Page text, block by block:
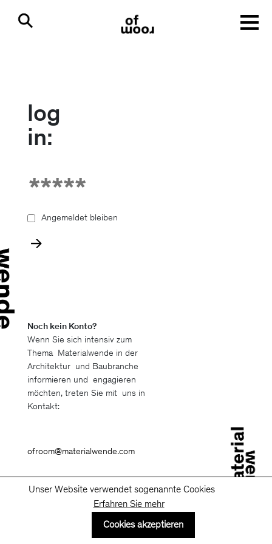
log
in:
Angemeldet bleiben
Noch kein Konto?
Wenn Sie sich intensiv zum
Thema Materialwende in der
Architektur und Baubranche
informieren und engagieren
möchten, treten Sie mit uns in
Kontakt:
ofroom@materialwende.com
Unser Website verwendet sogenannte Cookies
Erfahren Sie mehr
Cookies akzeptieren